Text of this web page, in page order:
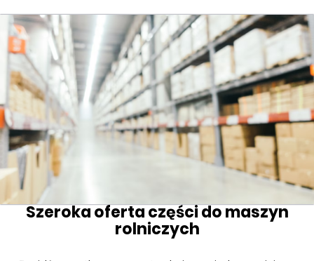
Szeroka oferta części do maszyn
rolniczych